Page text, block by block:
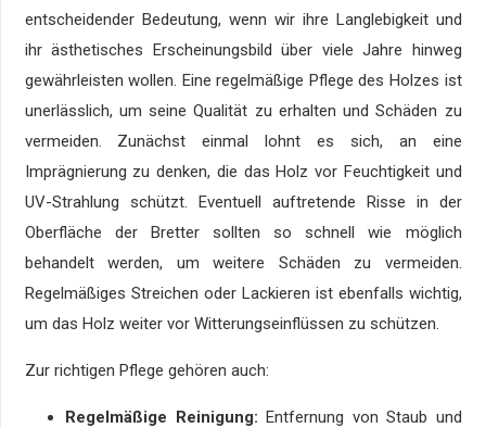
entscheidender Bedeutung, wenn wir ihre Langlebigkeit und
ihr ästhetisches Erscheinungsbild über viele Jahre hinweg
gewährleisten wollen. Eine regelmäßige Pflege des Holzes ist
unerlässlich, um seine Qualität zu erhalten und Schäden zu
vermeiden. Zunächst einmal lohnt es sich, an eine
Imprägnierung zu denken, die das Holz vor Feuchtigkeit und
UV-Strahlung schützt. Eventuell auftretende Risse in der
Oberfläche der Bretter sollten so schnell wie möglich
behandelt werden, um weitere Schäden zu vermeiden.
Regelmäßiges Streichen oder Lackieren ist ebenfalls wichtig,
um das Holz weiter vor Witterungseinflüssen zu schützen.
Zur richtigen Pflege gehören auch:
Regelmäßige Reinigung: Entfernung von Staub und